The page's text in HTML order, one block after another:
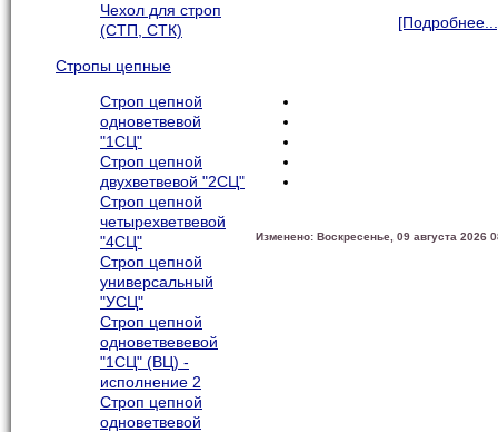
Чехол для строп
(СТП, СТК)
Стропы цепные
Строп цепной
одноветвевой
"1СЦ"
Строп цепной
двухветвевой "2СЦ"
Строп цепной
четырехветвевой
"4СЦ"
Строп цепной
универсальный
"УСЦ"
Строп цепной
одноветвевевой
"1СЦ" (ВЦ) -
исполнение 2
Строп цепной
одноветвевой
Изменено: Воскресенье, 09 августа 2026